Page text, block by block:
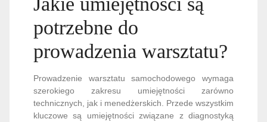
potrzebne do
prowadzenia warsztatu?
Prowadzenie warsztatu samochodowego wymaga
szerokiego zakresu umiejętności zarówno
technicznych, jak i menedżerskich. Przede wszystkim
kluczowe są umiejętności związane z diagnostyką